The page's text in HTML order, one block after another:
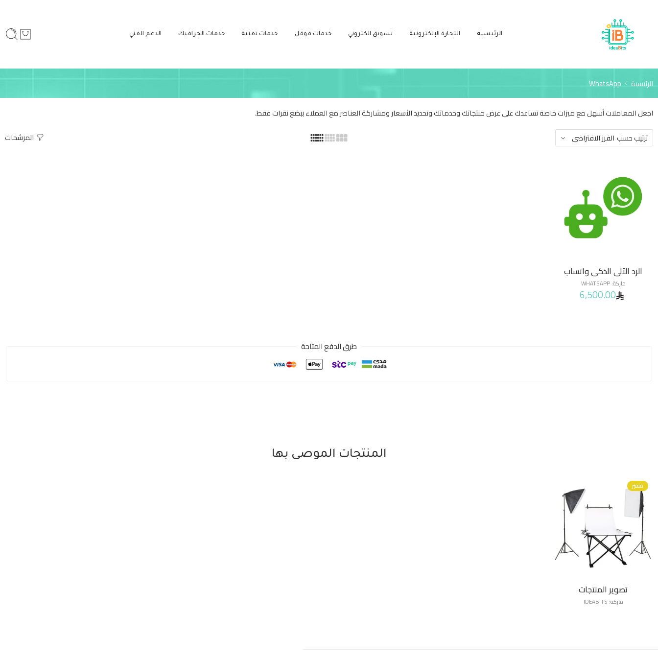
الرئيسية التجارة الإلكترونية تسويق الكتروني خدمات قوقل خدمات تقنية خدمات الجرافيك الدعم الفني
الرئيسية WhatsApp
اجعل المعاملات أسهل مع ميزات خاصة تساعدك على عرض منتجاتك وخدماتك وتحديد الأسعار ومشاركة العناصر مع العملاء ببضع نقرات فقط.
المرشحات
ترتيب حسب الفرز الافتراضى
ماركة:WHATSAPP
الرد الآلي الذكي واتساب
6,500.00
طرق الدفع المتاحة
المنتجات الموصى بها
متميز
ماركة: IDEABITS
تصوير المنتجات